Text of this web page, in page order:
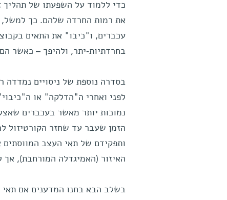
כדי ללמוד על השפעתו של
את רמות החרדה שלהם. כך למשל,
עכברים, ו"כיבו" את התאים
בחרדתיות-יתר, ולהיפך – כאשר
בסדרה נוספת של ניסויים נמדדה
לפני ואחרי ה"הדלקה" או
נמוכות יותר מאשר בעכברים
הזמן שעבר עד שחזר הקורטיזול
ותפקידם של תאי העצב
האיזור (האמיגדלה המורחבת),
בשלב הבא בחנו המדענים אם תאי